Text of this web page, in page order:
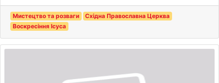
Мистецтво та розваги
Східна Православна Церква
Воскресіння Ісуса